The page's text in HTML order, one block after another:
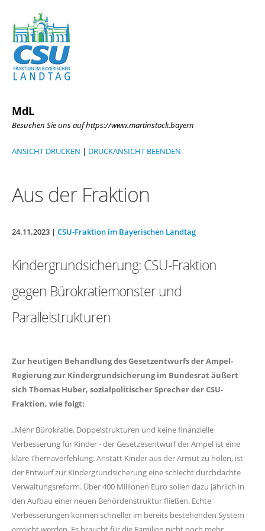
MdL
Besuchen Sie uns auf https://www.martinstock.bayern
ANSICHT DRUCKEN | DRUCKANSICHT BEENDEN
Aus der Fraktion
24.11.2023 | CSU-Fraktion im Bayerischen Landtag
Kindergrundsicherung: CSU-Fraktion
gegen Bürokratiemonster und
Parallelstrukturen
Zur heutigen Behandlung des Gesetzentwurfs der Ampel-
Regierung zur Kindergrundsicherung im Bundesrat äußert
sich Thomas Huber, sozialpolitischer Sprecher der CSU-
Fraktion, wie folgt:
Mehr Bürokratie, Doppelstrukturen und keine finanzielle
Verbesserung für Kinder - der Gesetzesentwurf der Ampel ist eine
klare Themaverfehlung. Anstatt Kinder aus der Armut zu holen, ist
der Entwurf zur Kindergrundsicherung eine schlecht durchdachte
Verwaltungsreform. Über 400 Millionen Euro sollen dazu jährlich in
den Aufbau einer neuen Behördenstruktur fließen. Echte
Verbesserungen können schneller im bereits bestehenden System